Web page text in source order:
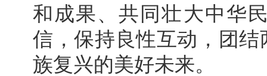
和成果、共同壮大中华
信，保持良性互动，团
族复兴的美好未来。